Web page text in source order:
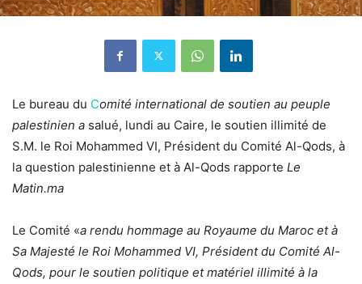
Le bureau du Comité international de soutien au peuple
palestinien a salué, lundi au Caire, le soutien illimité de
S.M. le Roi Mohammed VI, Président du Comité Al-Qods, à
la question palestinienne et à Al-Qods rapporte Le
Matin.ma
Le Comité «a rendu hommage au Royaume du Maroc et à
Sa Majesté le Roi Mohammed VI, Président du Comité Al-
Qods, pour le soutien politique et matériel illimité à la